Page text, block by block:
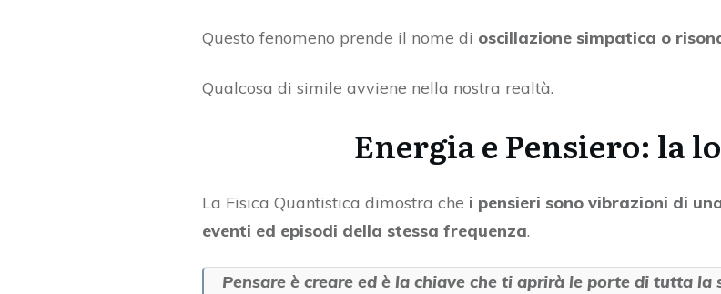
Questo fenomeno prende il nome di oscillazione simpatica o
Qualcosa di simile avviene nella nostra realtà.
Energia e Pensiero: la
La Fisica Quantistica dimostra che i pensieri sono vibrazioni di
eventi ed episodi della stessa frequenza.
Pensare è creare ed è la chiave che ti aprirà le porte di tutta